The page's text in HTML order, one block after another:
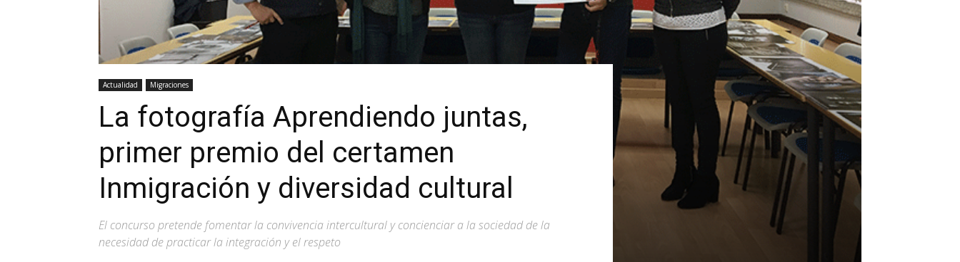
Actualidad Migraciones
La fotografía Aprendiendo juntas,
primer premio del certamen
Inmigración y diversidad cultural
El concurso pretende fomentar la convivencia intercultural y concienciar a la sociedad de la
necesidad de practicar la integración y el respeto